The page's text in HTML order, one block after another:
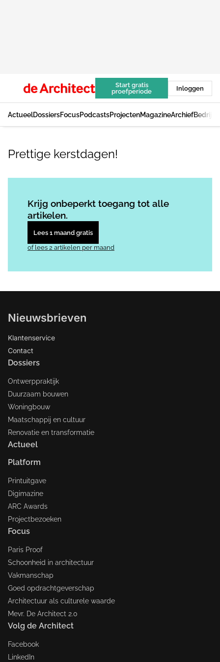
Start gratis
proefperiode
Inloggen
ActueelDossiersFocusPodcastsProjectenMagazineArchief
Prettige kerstdagen!
Krijg onbeperkt toegang tot alle
artikelen.
Lees 1 maand gratis
of lees 2 artikelen per maand
Nieuwsbrieven
Klantenservice
Contact
Dossiers
Ontwerppraktijk
Duurzaam bouwen
Woningbouw
Maatschappij en cultuur
Renovatie en transformatie
Actueel
Platform
Printuitgave
Digimazine
ARC Awards
Projectbezoeken
Focus
Paris Proof
Schoonheid in architectuur
Vakmanschap
Goed opdrachtgeverschap
Architectuur als culturele waarde
Mevr. De Architect 2.0
Volg de Architect
Facebook
LinkedIn